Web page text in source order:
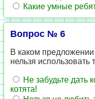
Какие умные
Вопрос № 6
В каком предложении
нельзя использовать
Не забудьте дать
котята!